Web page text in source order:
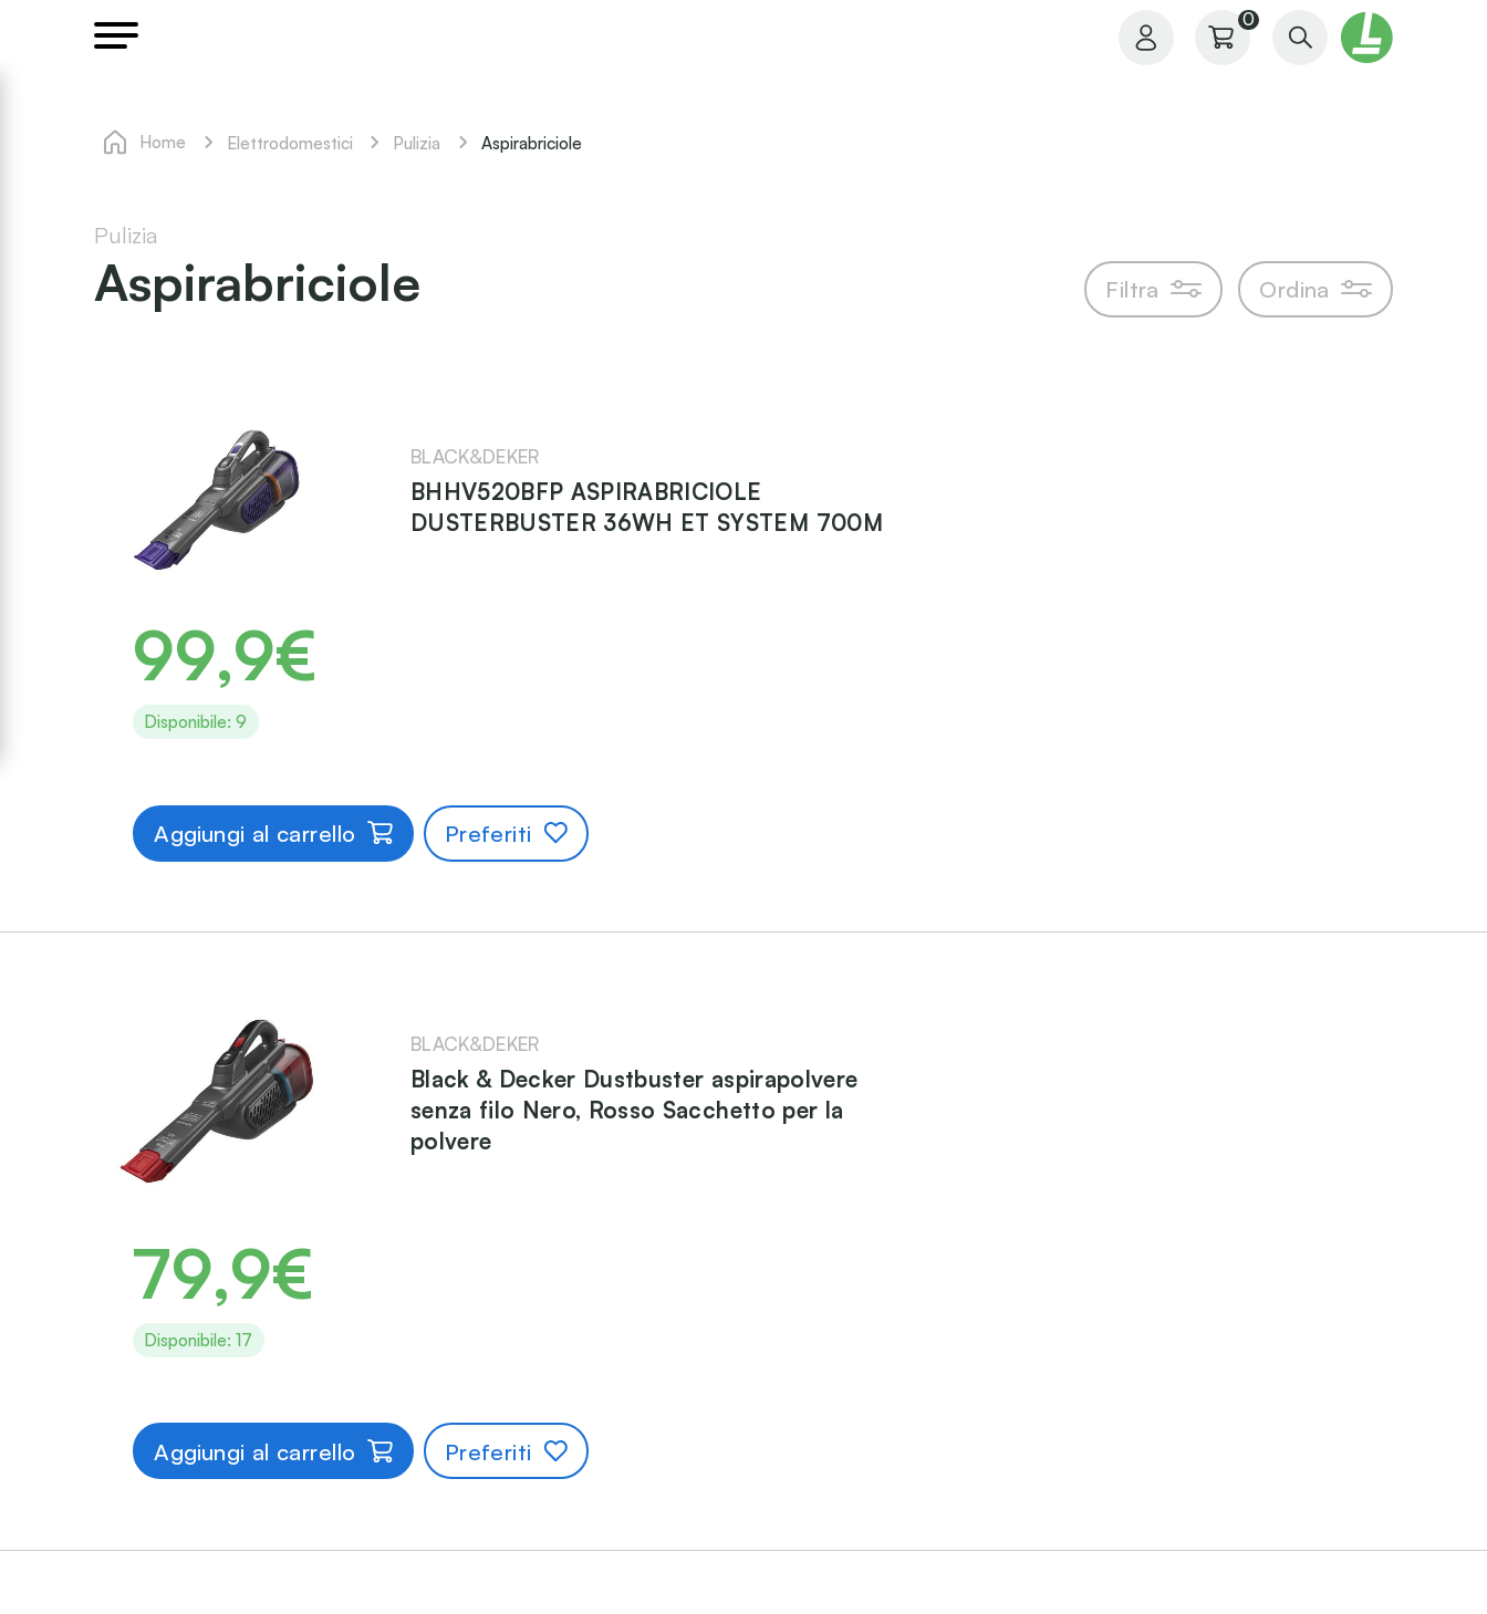
Il mio profilo
I miei ordini
0
Home Elettrodomestici Pulizia Aspirabriciole
Pulizia
Aspirabriciole Filtra Ordina
BLACK&DEKER
BHHV520BFP ASPIRABRICIOLE
DUSTERBUSTER 36WH ET SYSTEM 700M
99,9€
Disponibile: 9
Aggiungi al carrello Preferiti
BLACK&DEKER
Black & Decker Dustbuster aspirapolvere
senza filo Nero, Rosso Sacchetto per la
polvere
79,9€
Disponibile: 17
Aggiungi al carrello Preferiti